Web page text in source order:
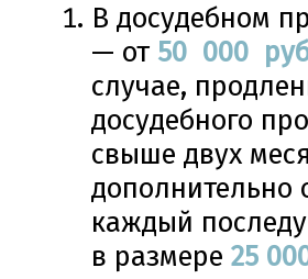
В досудебном
— от 50 000
случае,
досудебного
свыше двух
дополнительно
каждый
в размере 25